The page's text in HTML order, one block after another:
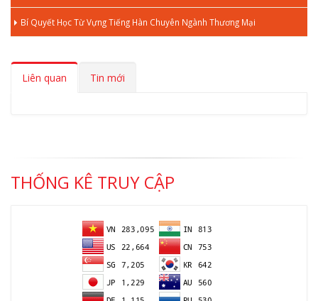
Bí Quyết Học Từ Vựng Tiếng Hàn Chuyên Ngành Thương Mại
Liên quan Tin mới
THỐNG KÊ TRUY CẬP